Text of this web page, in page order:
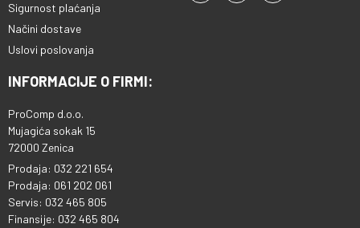
Sigurnost plaćanja
Načini dostave
Uslovi poslovanja
INFORMACIJE O FIRMI:
ProComp d.o.o.
Mujagića sokak 15
72000 Zenica
Prodaja: 032 221 654
Prodaja: 061 202 061
Servis: 032 465 805
Finansije: 032 465 804